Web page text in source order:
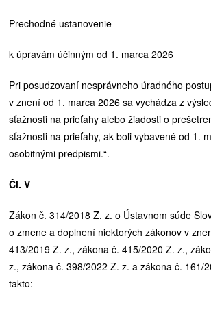
Prechodné ustanovenie
k úpravám účinným od 1. marca 2026
Pri posudzovaní nesprávneho úradného
v znení od 1. marca 2026 sa vychádza z
sťažnosti na prieťahy alebo žiadosti o
sťažnosti na prieťahy, ak boli vybavené od 1.
osobitnými predpismi.“.
Čl. V
Zákon č. 314/2018 Z. z. o Ústavnom súde
o zmene a doplnení niektorých zákonov v
413/2019 Z. z., zákona č. 415/2020 Z. z.,
z., zákona č. 398/2022 Z. z. a zákona č. 161/
takto: